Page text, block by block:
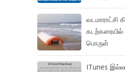
வடமாராட்சி
பொருள்
ITunes